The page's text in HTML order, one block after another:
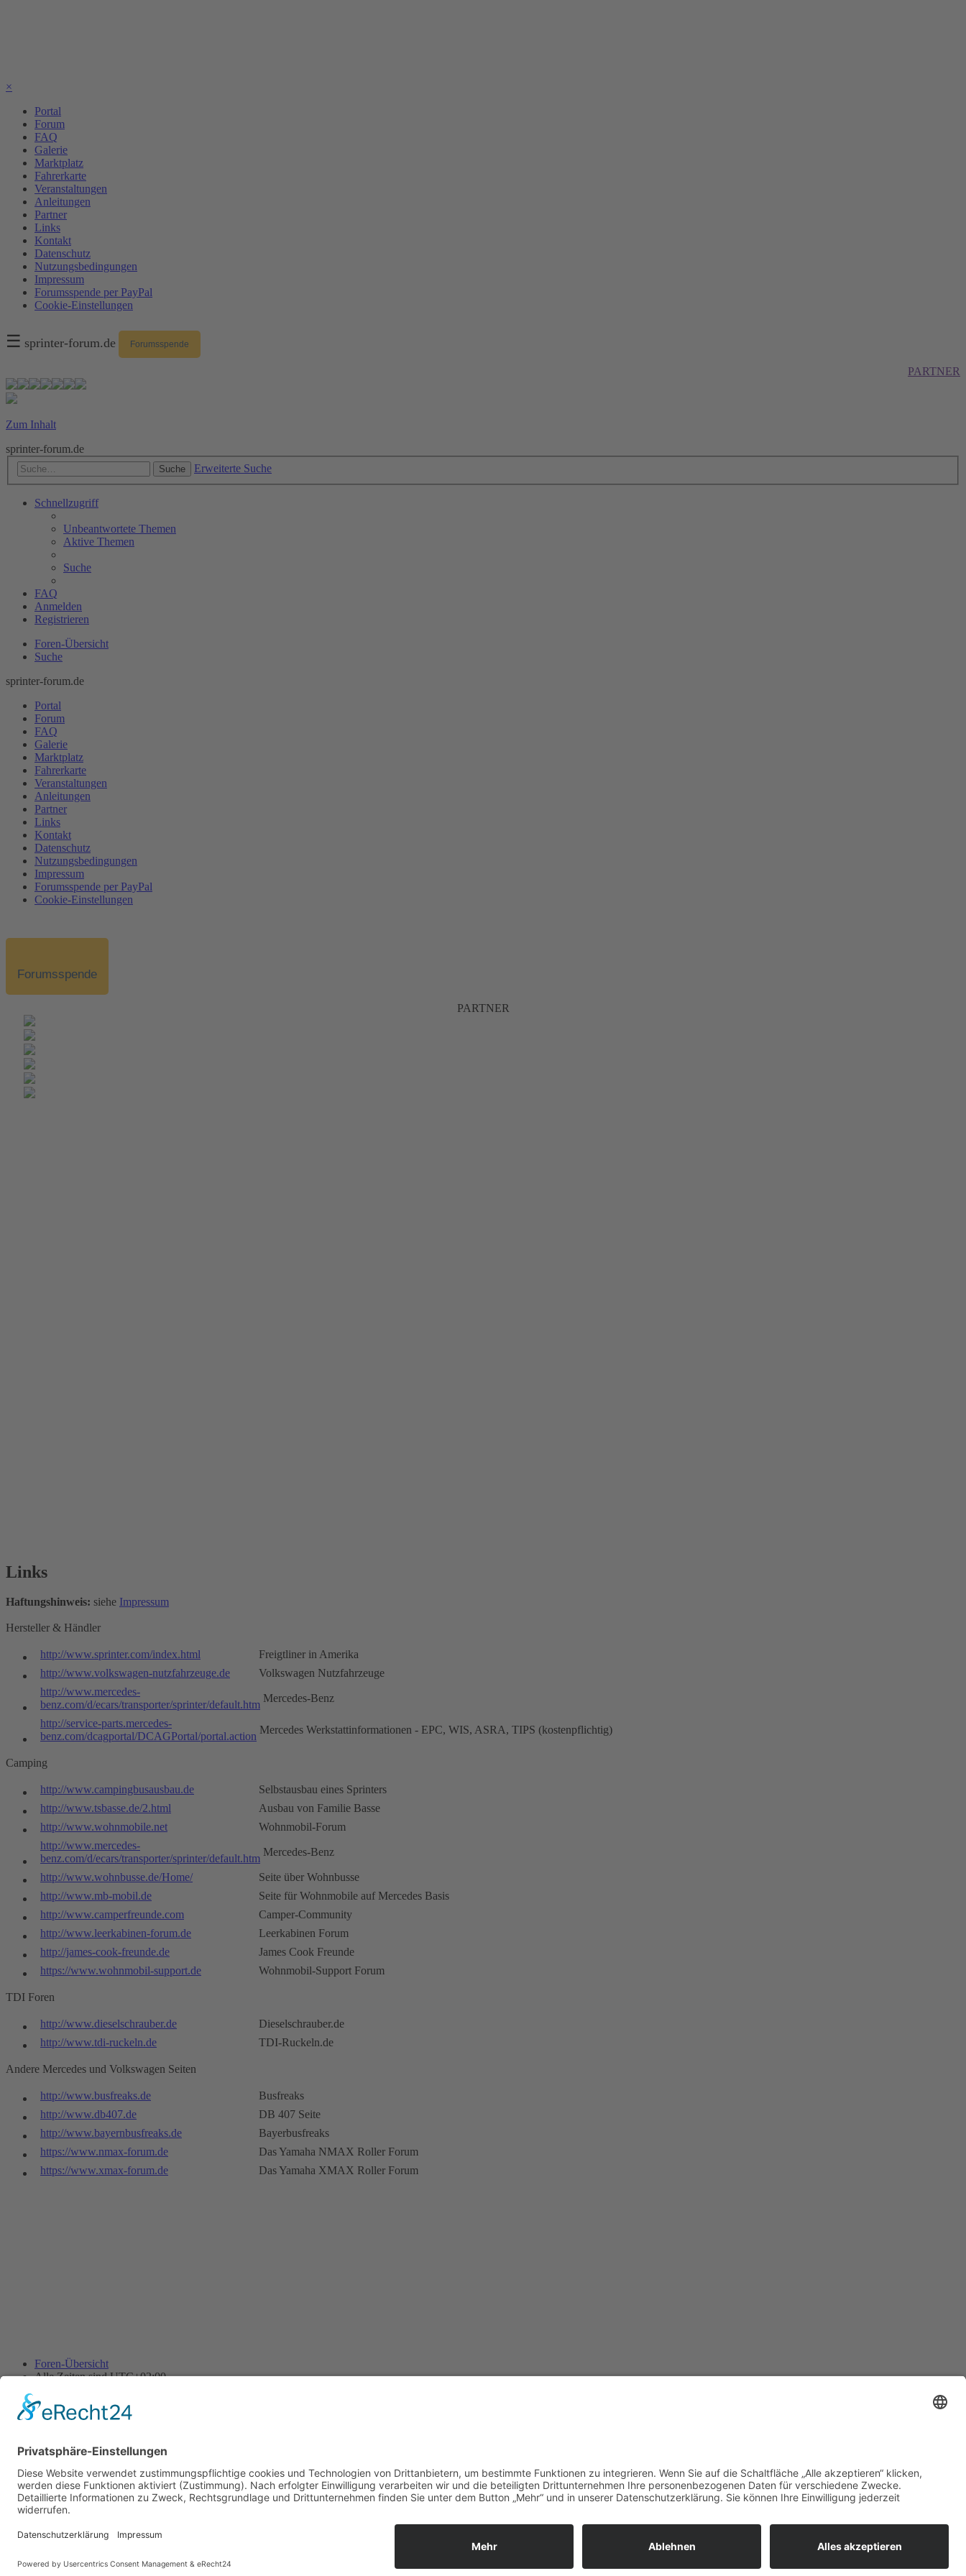
×
Portal
Forum
FAQ
Galerie
Marktplatz
Fahrerkarte
Veranstaltungen
Anleitungen
Partner
Links
Kontakt
Datenschutz
Nutzungsbedingungen
Impressum
Forumsspende per PayPal
Cookie-Einstellungen
☰ sprinter-forum.de Forumsspende
PARTNER
Zum Inhalt
sprinter-forum.de
Suche Erweiterte Suche
Schnellzugriff
Unbeantwortete Themen
Aktive Themen
Suche
FAQ
Anmelden
Registrieren
Foren-Übersicht
Suche
sprinter-forum.de
Portal
Forum
FAQ
Galerie
Marktplatz
Fahrerkarte
Veranstaltungen
Anleitungen
Partner
Links
Kontakt
Datenschutz
Nutzungsbedingungen
Impressum
Forumsspende per PayPal
Cookie-Einstellungen
Forumsspende
PARTNER
Links
Haftungshinweis: siehe Impressum
Hersteller & Händler
http://www.sprinter.com/index.html
Freigtliner in Amerika
http://www.volkswagen-nutzfahrzeuge.de
Volkswagen Nutzfahrzeuge
http://www.mercedes-
benz.com/d/ecars/transporter/sprinter/default.htm
Mercedes-Benz
http://service-parts.mercedes-
benz.com/dcagportal/DCAGPortal/portal.action
Mercedes Werkstattinformationen - EPC, WIS, ASRA, TIPS (kostenpflichtig)
Camping
http://www.campingbusausbau.de
Selbstausbau eines Sprinters
http://www.tsbasse.de/2.html
Ausbau von Familie Basse
http://www.wohnmobile.net
Wohnmobil-Forum
http://www.mercedes-
benz.com/d/ecars/transporter/sprinter/default.htm
Mercedes-Benz
http://www.wohnbusse.de/Home/
Seite über Wohnbusse
http://www.mb-mobil.de
Seite für Wohnmobile auf Mercedes Basis
http://www.camperfreunde.com
Camper-Community
http://www.leerkabinen-forum.de
Leerkabinen Forum
http://james-cook-freunde.de
James Cook Freunde
https://www.wohnmobil-support.de
Wohnmobil-Support Forum
TDI Foren
http://www.dieselschrauber.de
Dieselschrauber.de
http://www.tdi-ruckeln.de
TDI-Ruckeln.de
Andere Mercedes und Volkswagen Seiten
http://www.busfreaks.de
Busfreaks
http://www.db407.de
DB 407 Seite
http://www.bayernbusfreaks.de
Bayerbusfreaks
https://www.nmax-forum.de
Das Yamaha NMAX Roller Forum
https://www.xmax-forum.de
Das Yamaha XMAX Roller Forum
Foren-Übersicht
Alle Zeiten sindUTC+02:00
Powered byphpBB® Forum Software © phpBB Limited
Datenschutz |Nutzungsbedingungen
Time: 0.008s| Peak Memory Usage: 10.11 MiB | GZIP: Off